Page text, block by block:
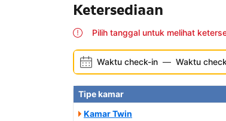
Ketersediaan
Pilih tanggal untuk melihat
Waktu check-in — Waktu
Tipe kamar
Kamar Twin